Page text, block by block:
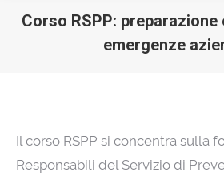
Corso RSPP:
emergenze
Il corso RSPP si concentra sulla
Responsabili del Servizio di